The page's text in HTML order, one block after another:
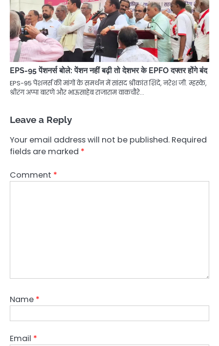
EPS-95 पेंशनर्स बोले: पेंशन नहीं बढ़ी तो देशभर के EPFO दफ्तर होंगे बंद
EPS-95 पेंशनर्स की मांगों के समर्थन में सांसद श्रीकांत शिंदे, नरेश जी. म्हस्के,
श्रीरंग अप्पा बारणे और भाऊसाहेब राजाराम वाकचौरे…
Leave a Reply
Your email address will not be published. Required
fields are marked *
Comment *
Name *
Email *